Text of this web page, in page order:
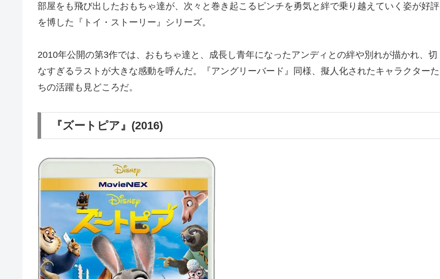
部屋をも飛び出したおもちゃ達が、次々と巻き起こるピンチを勇気と絆で乗り越えていく姿が好評
を博した『トイ・ストーリー』シリーズ。
2010年公開の第3作では、おもちゃ達と、成長し青年になったアンディとの絆や別れが描かれ、切
なすぎるラストが大きな感動を呼んだ。『アングリーバード』同様、擬人化されたキャラクターた
ちの活躍も見どころだ。
『ズートピア』(2016)